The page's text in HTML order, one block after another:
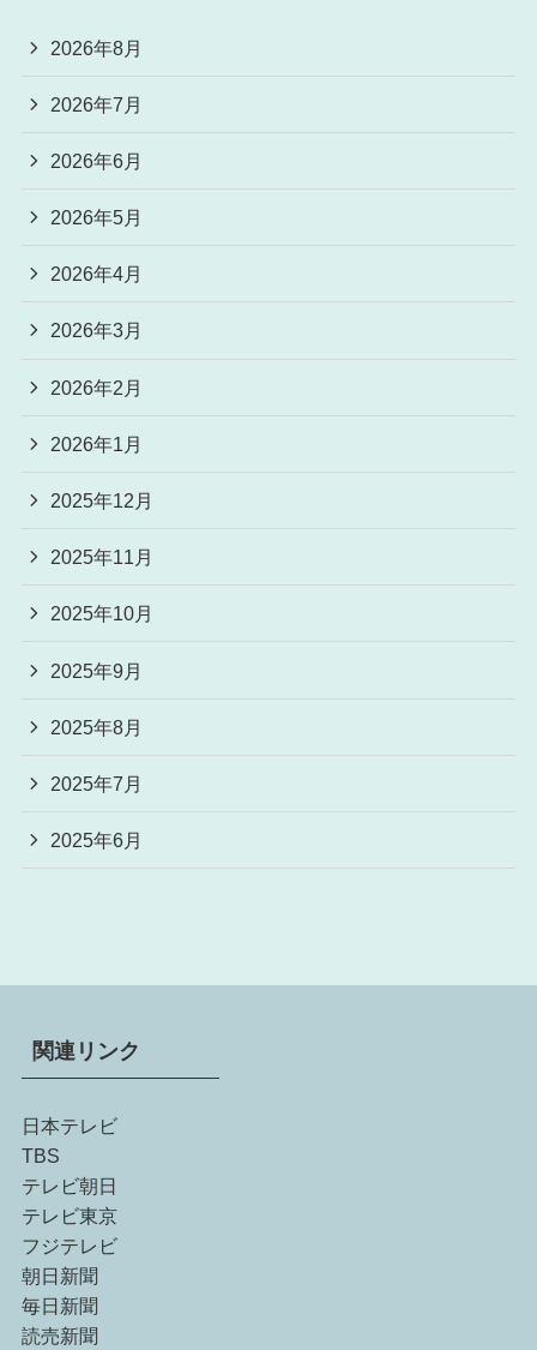
2026年8月
2026年7月
2026年6月
2026年5月
2026年4月
2026年3月
2026年2月
2026年1月
2025年12月
2025年11月
2025年10月
2025年9月
2025年8月
2025年7月
2025年6月
関連リンク
日本テレビ
TBS
テレビ朝日
テレビ東京
フジテレビ
朝日新聞
毎日新聞
読売新聞